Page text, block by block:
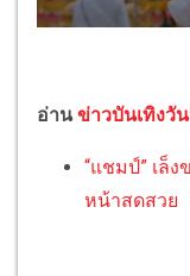
อ่านข่าวบันเทิงวั
“แชมป์” เล็
หน้าสดสวย